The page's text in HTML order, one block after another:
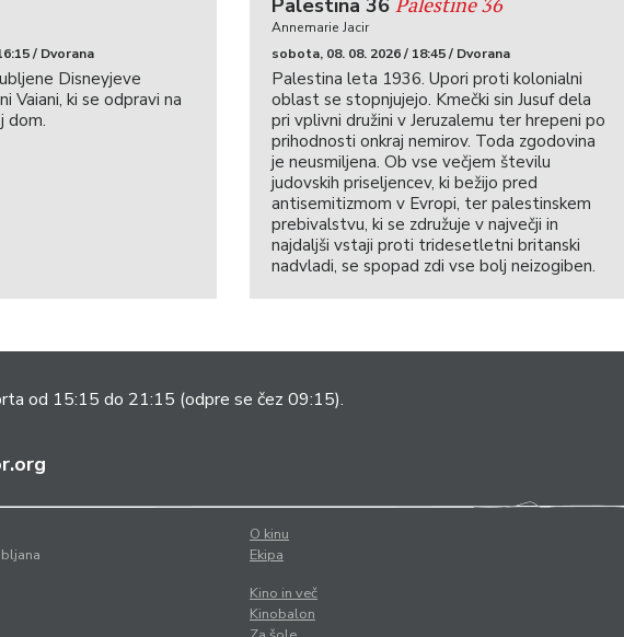
/ Dvorana
Disneyjeve
Vaiani, ki se odpravi na
dom.
Annemarie Jacir
sobota, 08. 08. 2026 / 18:45 / Dvorana
Palestina leta 1936. Upori proti kolonialni
oblast se stopnjujejo. Kmečki sin Jusuf dela
pri vplivni družini v Jeruzalemu ter hrepeni po
prihodnosti onkraj nemirov. Toda zgodovina
je neusmiljena. Ob vse večjem številu
judovskih priseljencev, ki bežijo pred
antisemitizmom v Evropi, ter palestinskem
prebivalstvu, ki se združuje v največji in
najdaljši vstaji proti tridesetletni britanski
nadvladi, se spopad zdi vse bolj neizogiben.
od 15:15 do 21:15 (odpre se čez 09:15).
O kinu
Ekipa
Kino in več
Kinobalon